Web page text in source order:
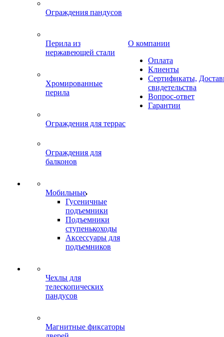
Ограждения пандусов
Перила из
нержавеющей стали
Хромированные
перила
Ограждения для террас
Ограждения для
балконов
Мобильные
Гусеничные
подъемники
Подъемники
ступенькоходы
Аксессуары для
подъемников
Чехлы для
телескопических
пандусов
Магнитные фиксаторы
О компании
Оплата
Клиенты
Сертификаты,
свидетельства
Вопрос-ответ
Гарантии